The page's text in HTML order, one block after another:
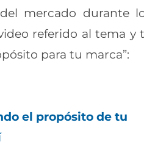
mercado durante
referido al tema y
para tu marca”:
el propósito de tu